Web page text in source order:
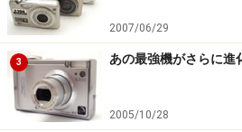
2007/06/29
3 あの最強機がさらに進
2005/10/28